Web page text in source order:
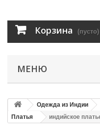
Корзина (пусто)
МЕНЮ
Одежда из Индии
Платья
индийское